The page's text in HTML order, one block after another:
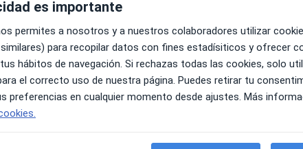
es importante
permites a nosotros y a nuestros colaboradores utilizar
para recopilar datos con fines estadísiticos y ofrecer
hábitos de navegación. Si rechazas todas las cookies, solo
el correcto uso de nuestra página. Puedes retirar tu
preferencias en cualquier momento desde ajustes. Más